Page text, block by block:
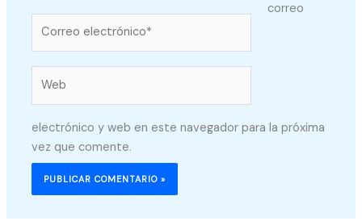
correo
electrónico y web en este navegador para la próxima
vez que comente.